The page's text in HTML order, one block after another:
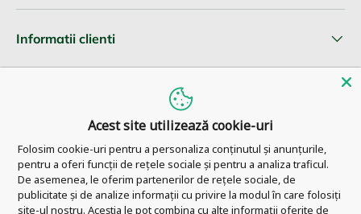
Informatii clienti
© 2026 Pharm Ahead.
Acest site utilizează cookie-uri
Folosim cookie-uri pentru a personaliza conținutul și anunțurile,
pentru a oferi funcții de rețele sociale și pentru a analiza traficul.
De asemenea, le oferim partenerilor de rețele sociale, de
publicitate și de analize informații cu privire la modul în care folosiți
site-ul nostru. Aceștia le pot combina cu alte informații oferite de